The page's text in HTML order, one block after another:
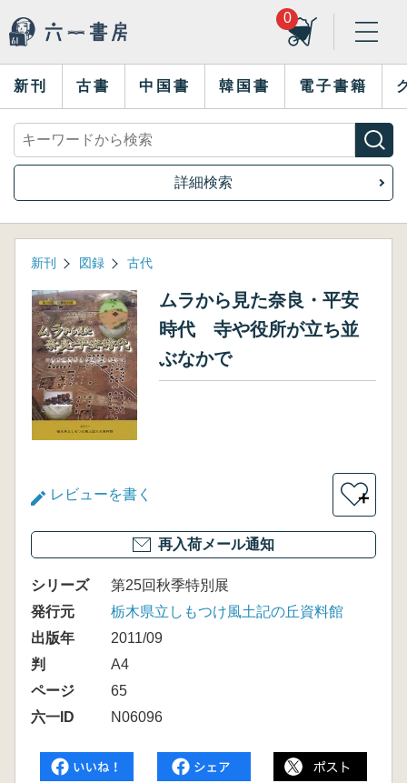
0
新刊 古書 中国書 韓国書 電子書籍
詳細検索
新刊 図録 古代
ムラから見た奈良・平安
時代 寺や役所が立ち並
ぶなかで
レビューを書く ＋
再入荷メール通知
シリーズ
第25回秋季特別展
発行元
栃木県立しもつけ風土記の丘資料館
出版年
2011/09
判
A4
ページ
65
六一ID
N06096